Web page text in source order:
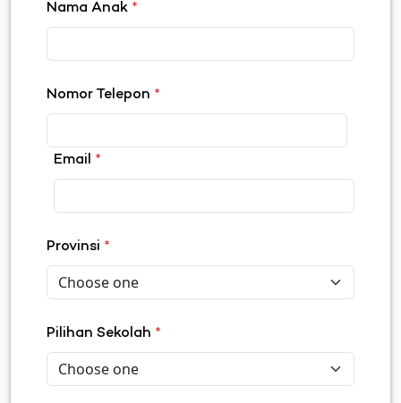
Nama Anak *
Nomor Telepon *
Email *
Provinsi *
Pilihan Sekolah *